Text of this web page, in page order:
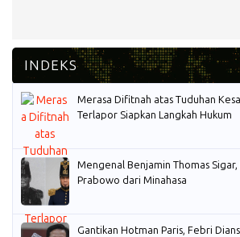
Merasa Difitnah atas Tuduhan
Terlapor Siapkan Langkah Hukum
Mengenal Benjamin Thomas
Prabowo dari Minahasa
Gantikan Hotman Paris, Febri